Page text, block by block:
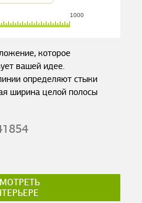
1000
которое
вашей идее.
определяют стыки
ширина целой полосы